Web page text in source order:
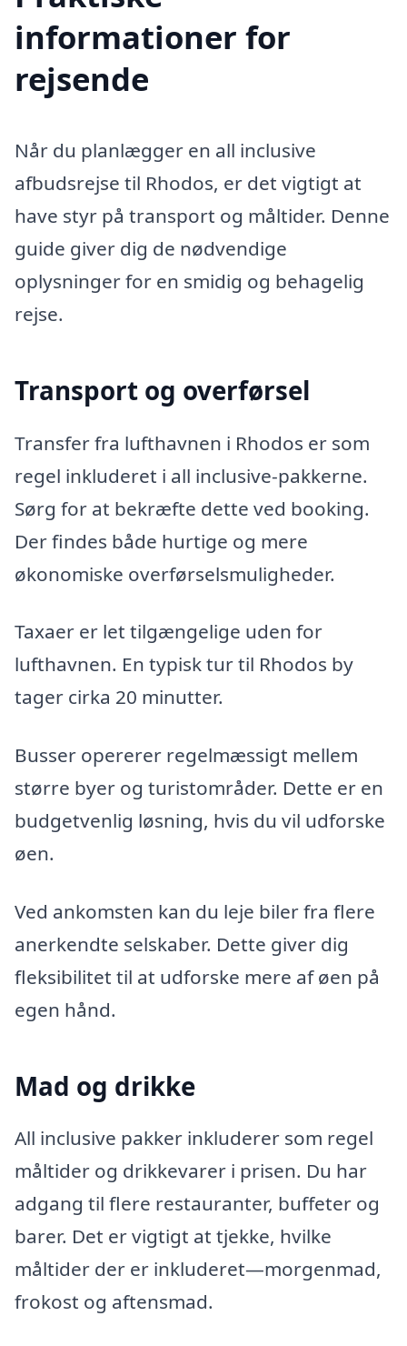
informationer for
rejsende
Når du planlægger en all inclusive
afbudsrejse til Rhodos, er det vigtigt at
have styr på transport og måltider. Denne
guide giver dig de nødvendige
oplysninger for en smidig og behagelig
rejse.
Transport og overførsel
Transfer fra lufthavnen i Rhodos er som
regel inkluderet i all inclusive-pakkerne.
Sørg for at bekræfte dette ved booking.
Der findes både hurtige og mere
økonomiske overførselsmuligheder.
Taxaer er let tilgængelige uden for
lufthavnen. En typisk tur til Rhodos by
tager cirka 20 minutter.
Busser opererer regelmæssigt mellem
større byer og turistområder. Dette er en
budgetvenlig løsning, hvis du vil udforske
øen.
Ved ankomsten kan du leje biler fra flere
anerkendte selskaber. Dette giver dig
fleksibilitet til at udforske mere af øen på
egen hånd.
Mad og drikke
All inclusive pakker inkluderer som regel
måltider og drikkevarer i prisen. Du har
adgang til flere restauranter, buffeter og
barer. Det er vigtigt at tjekke, hvilke
måltider der er inkluderet—morgenmad,
frokost og aftensmad.